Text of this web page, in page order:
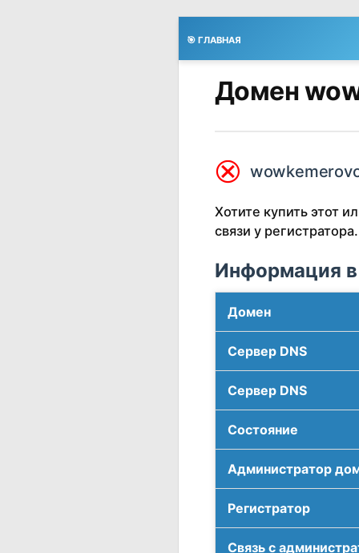
🎯 ГЛАВНАЯ
Домен
⮿
Хотите купить этот
связи у регистратора.
Информация в
Домен
Сервер DNS
Сервер DNS
Соcтояние
Администратор
Регистратор
Связь с